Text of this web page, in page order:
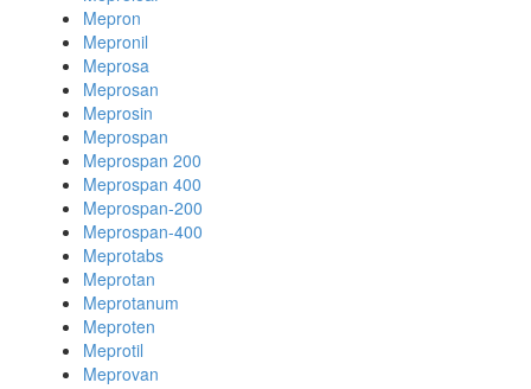
Mepron
Mepronil
Meprosa
Meprosan
Meprosin
Meprospan
Meprospan 200
Meprospan 400
Meprospan-200
Meprospan-400
Meprotabs
Meprotan
Meprotanum
Meproten
Meprotil
Meprovan